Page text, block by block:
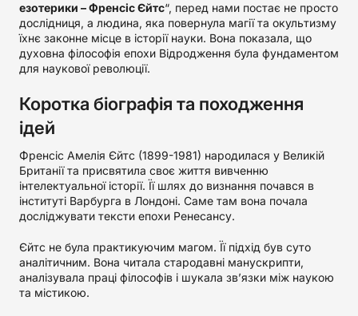
езотерики – Френсіс Єйтс“, перед нами постає не просто
дослідниця, а людина, яка повернула магії та окультизму
їхнє законне місце в історії науки. Вона показала, що
духовна філософія епохи Відродження була фундаментом
для наукової революції.
Коротка біографія та походження
ідей
Френсіс Амелія Єйтс (1899-1981) народилася у Великій
Британії та присвятила своє життя вивченню
інтелектуальної історії. Її шлях до визнання почався в
інституті Варбурга в Лондоні. Саме там вона почала
досліджувати тексти епохи Ренесансу.
Єйтс не була практикуючим магом. Її підхід був суто
аналітичним. Вона читала стародавні манускрипти,
аналізувала праці філософів і шукала зв’язки між наукою
та містикою.